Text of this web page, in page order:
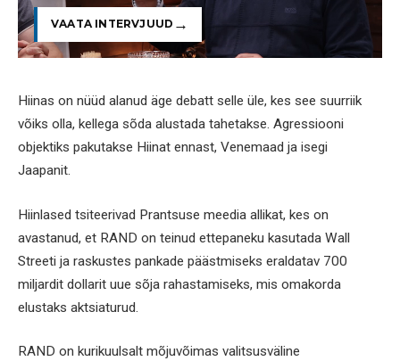
VAATA INTERVJUUD
Hiinas on nüüd alanud äge debatt selle üle, kes see suurriik
võiks olla, kellega sõda alustada tahetakse. Agressiooni
objektiks pakutakse Hiinat ennast, Venemaad ja isegi
Jaapanit.
Hiinlased tsiteerivad Prantsuse meedia allikat, kes on
avastanud, et RAND on teinud ettepaneku kasutada Wall
Streeti ja raskustes pankade päästmiseks eraldatav 700
miljardit dollarit uue sõja rahastamiseks, mis omakorda
elustaks aktsiaturud.
RAND on kurikuulsalt mõjuvõimas valitsusväline